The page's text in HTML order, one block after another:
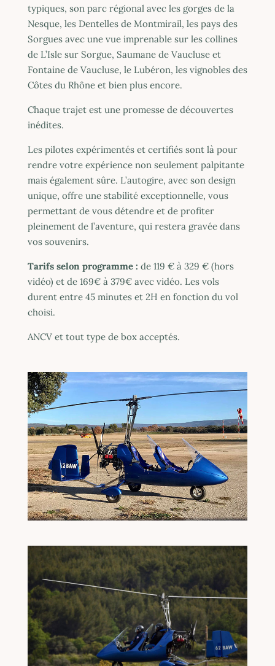
typiques, son parc régional avec les gorges de la
Nesque, les Dentelles de Montmirail, les pays des
Sorgues avec une vue imprenable sur les collines
de L’Isle sur Sorgue, Saumane de Vaucluse et
Fontaine de Vaucluse, le Lubéron, les vignobles des
Côtes du Rhône et bien plus encore.
Chaque trajet est une promesse de découvertes
inédites.
Les pilotes expérimentés et certifiés sont là pour
rendre votre expérience non seulement palpitante
mais également sûre. L’autogire, avec son design
unique, offre une stabilité exceptionnelle, vous
permettant de vous détendre et de profiter
pleinement de l’aventure, qui restera gravée dans
vos souvenirs.
Tarifs selon programme : de 119 € à 329 € (hors
vidéo) et de 169€ à 379€ avec vidéo. Les vols
durent entre 45 minutes et 2H en fonction du vol
choisi.
ANCV et tout type de box acceptés.